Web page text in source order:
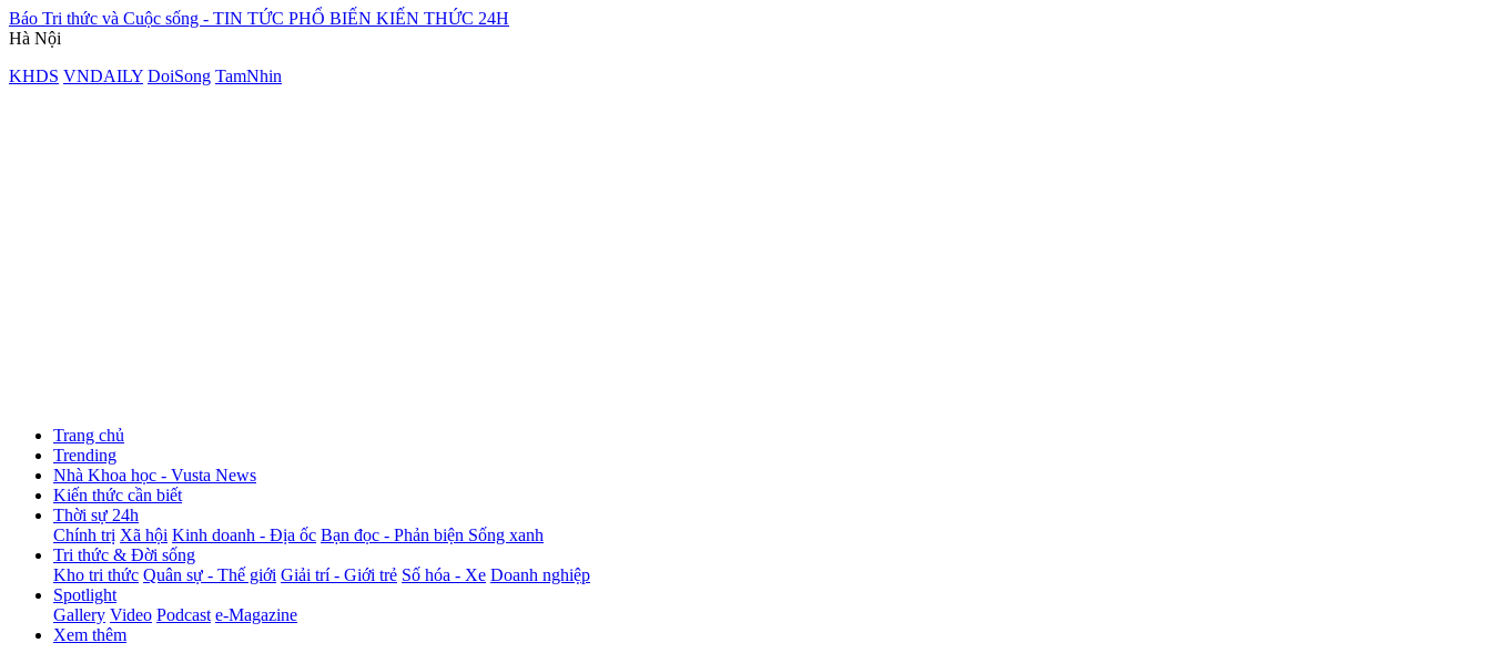
Báo Tri thức và Cuộc sống - TIN TỨC PHỔ BIẾN KIẾN THỨC 24H
Hà Nội
KHDS VNDAILY DoiSong TamNhin
Trang chủ
Trending
Nhà Khoa học - Vusta News
Kiến thức cần biết
Thời sự 24h
Chính trị Xã hội Kinh doanh - Địa ốc Bạn đọc - Phản biện Sống xanh
Tri thức & Đời sống
Kho tri thức Quân sự - Thế giới Giải trí - Giới trẻ Số hóa - Xe Doanh nghiệp
Spotlight
Gallery Video Podcast e-Magazine
Xem thêm